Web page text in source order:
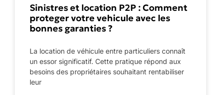
Sinistres et location P2P : Comment
proteger votre vehicule avec les
bonnes garanties ?
La location de véhicule entre particuliers connaît
un essor significatif. Cette pratique répond aux
besoins des propriétaires souhaitant rentabiliser
leur